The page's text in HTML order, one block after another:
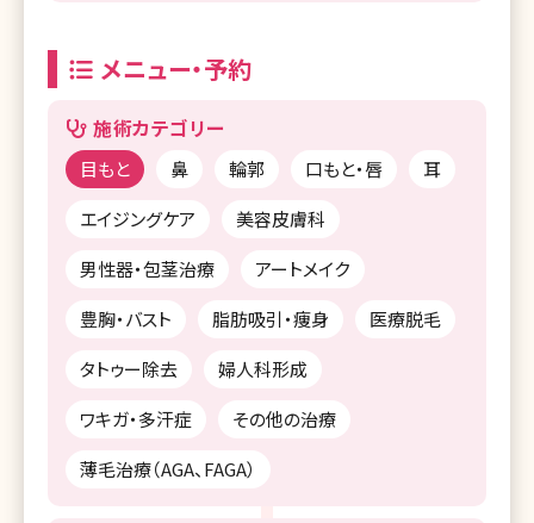
メニュー・予約
施術カテゴリー
目もと 鼻 輪郭 口もと・唇
耳
エイジングケア
美容皮膚科
男性器・包茎治療
アートメイク
豊胸・バスト
脂肪吸引・痩身
医療脱毛
タトゥー除去
婦人科形成
ワキガ・多汗症
その他の治療
薄毛治療（AGA、FAGA）